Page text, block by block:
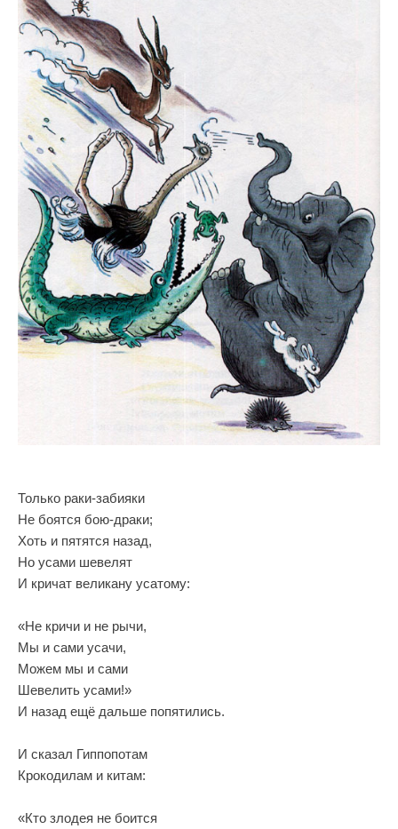
Только раки-забияки
Не боятся бою-драки;
Хоть и пятятся назад,
Но усами шевелят
И кричат великану усатому:
«Не кричи и не рычи,
Мы и сами усачи,
Можем мы и сами
Шевелить усами!»
И назад ещё дальше попятились.
И сказал Гиппопотам
Крокодилам и китам:
«Кто злодея не боится